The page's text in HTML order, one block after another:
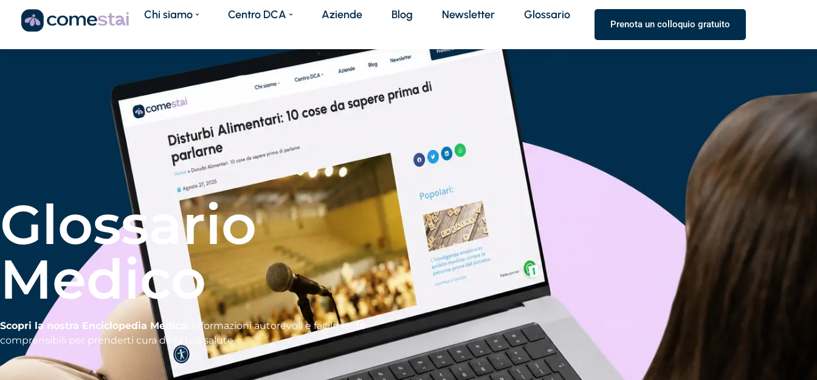
Chi siamo Centro DCA Aziende Blog Newsletter Glossario
Prenota un colloquio gratuito
Glossario
Medico
Scopri la nostra Enciclopedia Medica:
informazioni autorevoli e facilmente
comprensibili per prenderti cura della tua salute.